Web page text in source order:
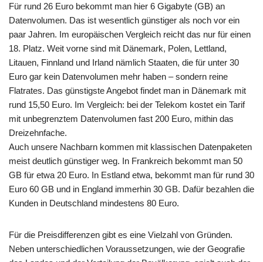
Für rund 26 Euro bekommt man hier 6 Gigabyte (GB) an
Datenvolumen. Das ist wesentlich günstiger als noch vor ein
paar Jahren. Im europäischen Vergleich reicht das nur für einen
18. Platz. Weit vorne sind mit Dänemark, Polen, Lettland,
Litauen, Finnland und Irland nämlich Staaten, die für unter 30
Euro gar kein Datenvolumen mehr haben – sondern reine
Flatrates. Das günstigste Angebot findet man in Dänemark mit
rund 15,50 Euro. Im Vergleich: bei der Telekom kostet ein Tarif
mit unbegrenztem Datenvolumen fast 200 Euro, mithin das
Dreizehnfache.
Auch unsere Nachbarn kommen mit klassischen Datenpaketen
meist deutlich günstiger weg. In Frankreich bekommt man 50
GB für etwa 20 Euro. In Estland etwa, bekommt man für rund 30
Euro 60 GB und in England immerhin 30 GB. Dafür bezahlen die
Kunden in Deutschland mindestens 80 Euro.
Für die Preisdifferenzen gibt es eine Vielzahl von Gründen.
Neben unterschiedlichen Voraussetzungen, wie der Geografie